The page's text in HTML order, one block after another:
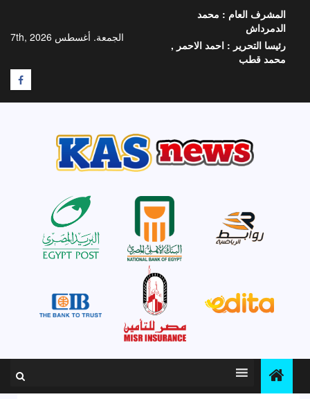
المحتوى
الجمعة. أغسطس 7th, 2026
المشرف العام : محمد
الدمرداش
رئيسا التحرير : احمد الاحمر ,
محمد قطب
F